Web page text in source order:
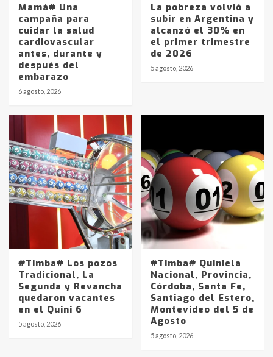
Mamá# Una
campaña para
cuidar la salud
cardiovascular
antes, durante y
después del
embarazo
6 agosto, 2026
La pobreza volvió a
subir en Argentina y
alcanzó el 30% en
el primer trimestre
de 2026
5 agosto, 2026
#Timba# Los pozos
Tradicional, La
Segunda y Revancha
quedaron vacantes
en el Quini 6
5 agosto, 2026
#Timba# Quiniela
Nacional, Provincia,
Córdoba, Santa Fe,
Santiago del Estero,
Montevideo del 5 de
Agosto
5 agosto, 2026
Identidad de los adolescentes
pampeanos que fueron